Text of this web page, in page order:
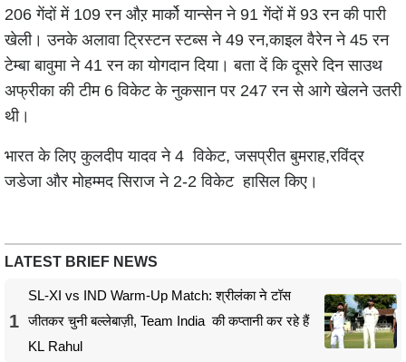
206 गेंदों में 109 रन औऱ मार्को यान्सेन ने 91 गेंदों में 93 रन की पारी
खेली। उनके अलावा ट्रिस्टन स्टब्स ने 49 रन,काइल वैरेन ने 45 रन
टेम्बा बावुमा ने 41 रन का योगदान दिया। बता दें कि दूसरे दिन साउथ
अफ्रीका की टीम 6 विकेट के नुकसान पर 247 रन से आगे खेलने उतरी
थी।
भारत के लिए कुलदीप यादव ने 4 विकेट, जसप्रीत बुमराह,रविंद्र
जडेजा और मोहम्मद सिराज ने 2-2 विकेट हासिल किए।
LATEST BRIEF NEWS
1
SL-XI vs IND Warm-Up Match: श्रीलंका ने टॉस
जीतकर चुनी बल्लेबाज़ी, Team India की कप्तानी कर रहे हैं
KL Rahul